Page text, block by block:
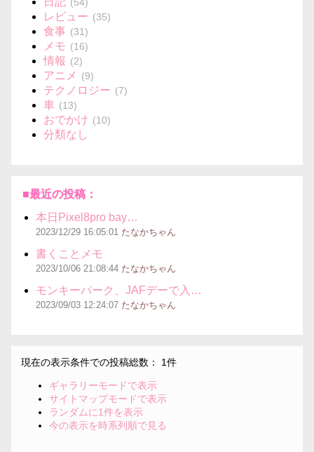
レビュー (35)
食事 (31)
メモ (16)
情報 (2)
アニメ (9)
テクノロジー (7)
車 (13)
おでかけ (10)
分類なし
■最近の投稿：
本日Pixel8pro bay…
2023/12/29 16:05:01 たなかちゃん
書くことメモ
2023/10/06 21:08:44 たなかちゃん
モンキーパーク、JAFデーで入…
2023/09/03 12:24:07 たなかちゃん
現在の表示条件での投稿総数： 1件
ギャラリーモードで表示
サイトマップモードで表示
ランダムに1件を表示
今の表示を時系列順で見る